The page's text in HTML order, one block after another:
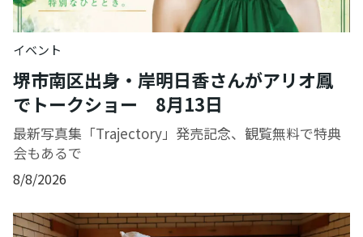
イベント
堺市南区出身・岸明日香さんがアリオ鳳
でトークショー 8月13日
最新写真集「Trajectory」発売記念、観覧無料で特典
会もあるで
8/8/2026